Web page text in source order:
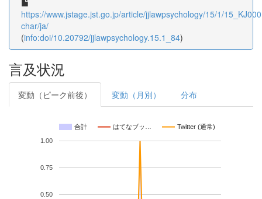
https://www.jstage.jst.go.jp/article/jjlawpsychology/15/1/
char/ja/
(info:doi/10.20792/jjlawpsychology.15.1_84)
言及状況
変動（ピーク前後） 変動（月別） 分布
合計 はてなブッ… Twitter (通常)
0.50
0.75
1.00